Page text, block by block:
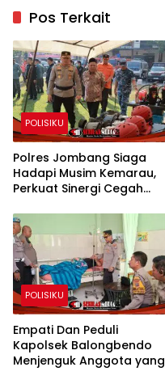
Pos Terkait
POLISIKU
Polres Jombang Siaga
Hadapi Musim Kemarau,
Perkuat Sinergi Cegah
POLISIKU
Empati Dan Peduli
Kapolsek Balongbendo
Menjenguk Anggota yang